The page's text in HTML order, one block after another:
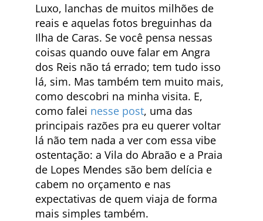
Luxo, lanchas de muitos milhões de
reais e aquelas fotos breguinhas da
Ilha de Caras. Se você pensa nessas
coisas quando ouve falar em Angra
dos Reis não tá errado; tem tudo isso
lá, sim. Mas também tem muito mais,
como descobri na minha visita. E,
como falei nesse post, uma das
principais razões pra eu querer voltar
lá não tem nada a ver com essa vibe
ostentação: a Vila do Abraão e a Praia
de Lopes Mendes são bem delícia e
cabem no orçamento e nas
expectativas de quem viaja de forma
mais simples também.